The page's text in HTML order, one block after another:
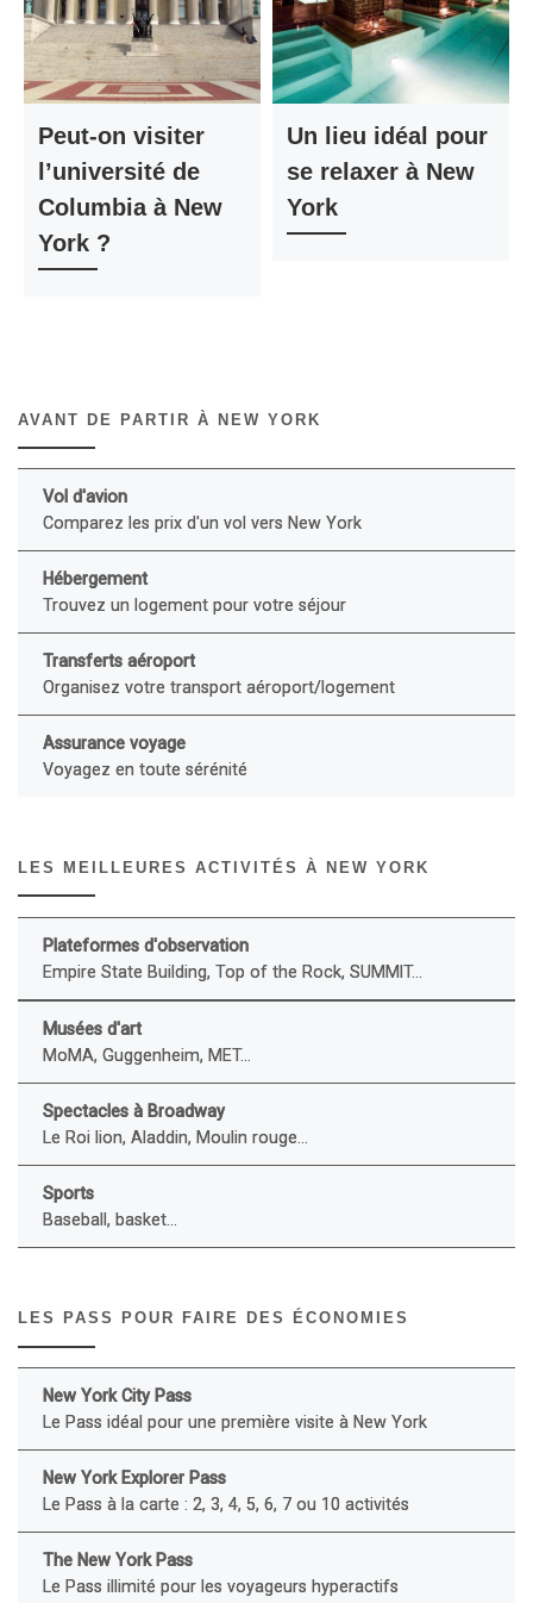
Peut-on visiter
l’université de
Columbia à New
York ?
Un lieu idéal pour
se relaxer à New
York
AVANT DE PARTIR À NEW YORK
Vol d'avion
Comparez les prix d'un vol vers New York
Hébergement
Trouvez un logement pour votre séjour
Transferts aéroport
Organisez votre transport aéroport/logement
Assurance voyage
Voyagez en toute sérénité
LES MEILLEURES ACTIVITÉS À NEW YORK
Plateformes d'observation
Empire State Building, Top of the Rock, SUMMIT...
Musées d'art
MoMA, Guggenheim, MET...
Spectacles à Broadway
Le Roi lion, Aladdin, Moulin rouge...
Sports
Baseball, basket...
LES PASS POUR FAIRE DES ÉCONOMIES
New York City Pass
Le Pass idéal pour une première visite à New York
New York Explorer Pass
Le Pass à la carte : 2, 3, 4, 5, 6, 7 ou 10 activités
The New York Pass
Le Pass illimité pour les voyageurs hyperactifs